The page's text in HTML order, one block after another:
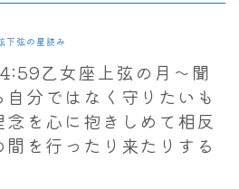
下弦の星読み
乙女座上弦の月～聞
分ではなく守りたいも
を心に抱きしめて相反
を行ったり来たりする